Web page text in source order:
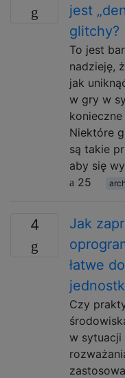
jest
glitchy?
To jest
nadzieję,
jak
w gry w
konieczne
Niektóre
są takie
aby się
25
4
Jak
łatwe
Czy
w sytuacji